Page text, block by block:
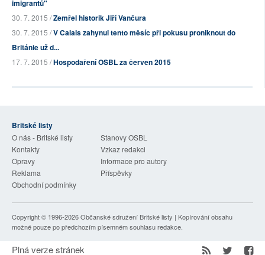
imigrantů"
30. 7. 2015 /Zemřel historik Jiří Vančura
30. 7. 2015 /V Calais zahynul tento měsíc při pokusu proniknout do
Británie už d...
17. 7. 2015 /Hospodaření OSBL za červen 2015
Britské listy
O nás - Britské listy
Stanovy OSBL
Kontakty
Vzkaz redakci
Opravy
Informace pro autory
Reklama
Příspěvky
Obchodní podmínky
Copyright © 1996-2026Občanské sdružení Britské listy | Kopírování obsahu
možné pouze po předchozím písemném souhlasu redakce.
Plná verze stránek